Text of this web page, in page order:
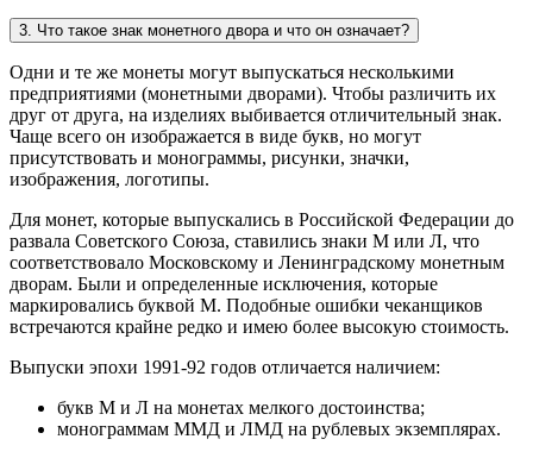
3. Что такое знак монетного двора и что он означает?
Одни и те же монеты могут выпускаться несколькими
предприятиями (монетными дворами). Чтобы различить их
друг от друга, на изделиях выбивается отличительный знак.
Чаще всего он изображается в виде букв, но могут
присутствовать и монограммы, рисунки, значки,
изображения, логотипы.
Для монет, которые выпускались в Российской Федерации до
развала Советского Союза, ставились знаки М или Л, что
соответствовало Московскому и Ленинградскому монетным
дворам. Были и определенные исключения, которые
маркировались буквой М. Подобные ошибки чеканщиков
встречаются крайне редко и имею более высокую стоимость.
Выпуски эпохи 1991-92 годов отличается наличием:
букв М и Л на монетах мелкого достоинства;
монограммам ММД и ЛМД на рублевых экземплярах.